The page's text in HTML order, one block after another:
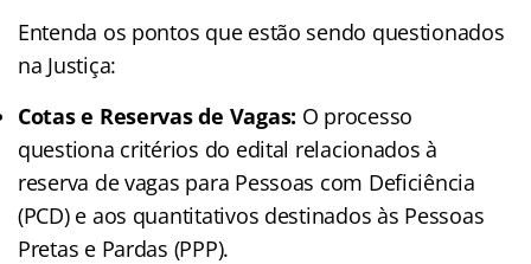
Entenda os pontos que estão sendo questionados
na Justiça:
Cotas e Reservas de Vagas: O processo
questiona critérios do edital relacionados à
reserva de vagas para Pessoas com Deficiência
(PCD) e aos quantitativos destinados às Pessoas
Pretas e Pardas (PPP).